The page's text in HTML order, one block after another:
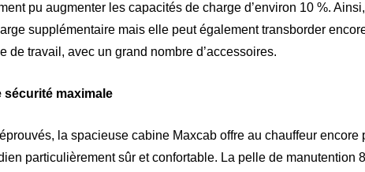
pu augmenter les capacités de charge d’environ 10 %.
supplémentaire mais elle peut également transborder
de travail, avec un grand nombre d’accessoires.
sécurité maximale
la spacieuse cabine Maxcab offre au chauffeur
particulièrement sûr et confortable. La pelle de manutention